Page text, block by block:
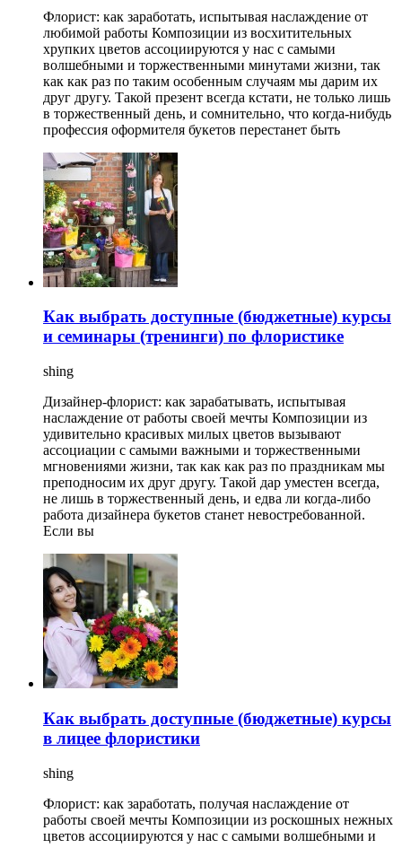
Флорист: как заработать, испытывая наслаждение от
любимой работы Композиции из восхитительных
хрупких цветов ассоциируются у нас с самыми
волшебными и торжественными минутами жизни, так
как как раз по таким особенным случаям мы дарим их
друг другу. Такой презент всегда кстати, не только лишь
в торжественный день, и сомнительно, что когда-нибудь
профессия оформителя букетов перестанет быть
Как выбрать доступные (бюджетные) курсы
и семинары (тренинги) по флористике
shing
Дизайнер-флорист: как зарабатывать, испытывая
наслаждение от работы своей мечты Композиции из
удивительно красивых милых цветов вызывают
ассоциации с самыми важными и торжественными
мгновениями жизни, так как как раз по праздникам мы
преподносим их друг другу. Такой дар уместен всегда,
не лишь в торжественный день, и едва ли когда-либо
работа дизайнера букетов станет невостребованной.
Если вы
Как выбрать доступные (бюджетные) курсы
в лицее флористики
shing
Флорист: как заработать, получая наслаждение от
работы своей мечты Композиции из роскошных нежных
цветов ассоциируются у нас с самыми волшебными и